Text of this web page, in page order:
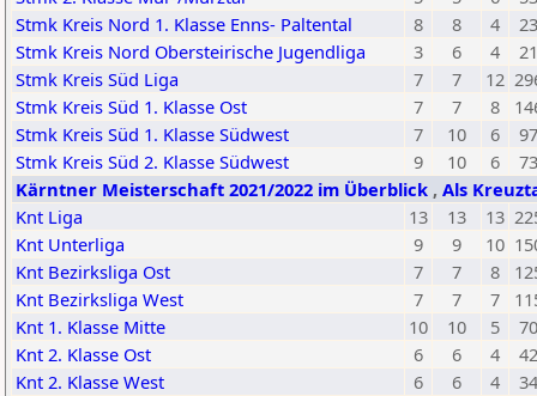
Stmk Kreis Nord 1. Klasse Enns- Paltental
8 8 4
23
Stmk Kreis Nord Obersteirische Jugendliga
3 6 4
21
Stmk Kreis Süd Liga
7 7 12
Stmk Kreis Süd 1. Klasse Ost
7 7 8
Stmk Kreis Süd 1. Klasse Südwest
7 10 6
97
Stmk Kreis Süd 2. Klasse Südwest
9 10 6
73
Kärntner Meisterschaft 2021/2022 im Überblick , Als
Knt Liga
13 13 13
Knt Unterliga
9 9 10
Knt Bezirksliga Ost
7 7 8
Knt Bezirksliga West
7 7 7
Knt 1. Klasse Mitte
10 10 5
70
Knt 2. Klasse Ost
6 6 4
42
Knt 2. Klasse West
6 6 4
34